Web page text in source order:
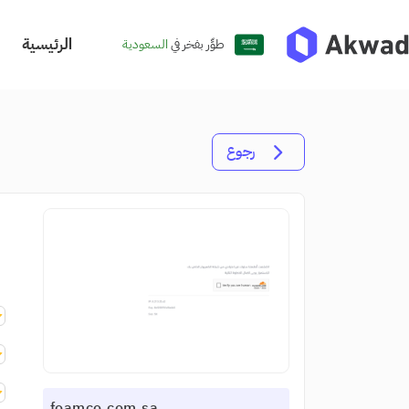
طوِّر بفخر فيالسعودية الرئيسية
رجوع